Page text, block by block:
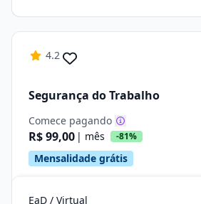
4.2
Segurança do Trabalho
Comece pagando
R$ 99,00 | mês -81%
Mensalidade grátis
EaD / Virtual